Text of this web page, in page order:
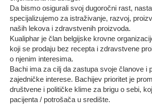
Da bismo osigurali svoj dugoročni rast,
specijalizujemo za istraživanje, razvoj,
naših lekova i zdravstvenih proizvoda.
Kualiphar je član belgijske krovne
koji se prodaju bez recepta i zdravstvene
o njenim interesima.
Bachi ima za cilj da zastupa svoje članove i
zajedničke interese. Bachijev prioritet je
društvene i političke klime za brigu o sebi,
pacijenta / potrošača u središte.